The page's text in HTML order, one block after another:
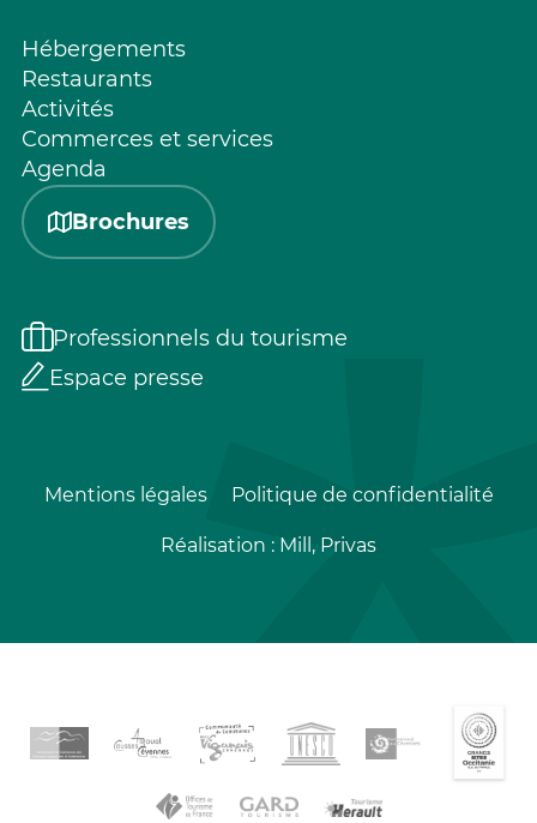
Hébergements
Restaurants
Activités
Commerces et services
Agenda
Brochures
Professionnels du tourisme
Espace presse
Mentions légales Politique de confidentialité
Réalisation : Mill, Privas